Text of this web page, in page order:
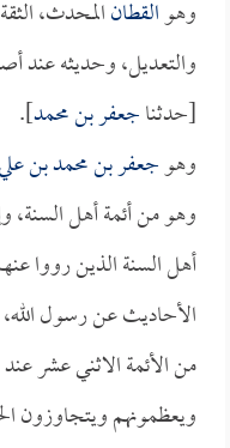
وهوالقطانالمحدث،
والتعديل، وحديثه عند
[حدثناجعفر بن محمد].
وهوجعفر بن محمد بن
وهو من أئمة أهل السنة،
أهل السنة الذين رووا
الأحاديث عن رسول
من الأئمة الاثني عشر
ويعظمونهم ويتجاوزون